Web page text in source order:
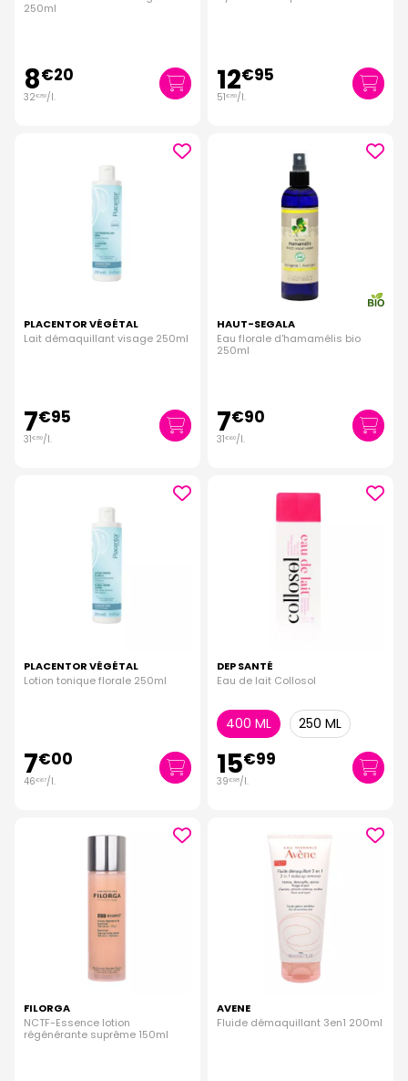
250ml
8€20
32€80/l. 12€95
51€80/l.
PLACENTOR VÉGÉTAL
Lait démaquillant visage 250ml
7€95
31€80/l.
HAUT-SEGALA
Eau florale d'hamamélis bio
250ml
7€90
31€60/l.
PLACENTOR VÉGÉTAL
Lotion tonique florale 250ml
7€00
46€67/l.
DEP SANTÉ
Eau de lait Collosol
400 ML 250 ML
15€99
39€98/l.
FILORGA
NCTF-Essence lotion
régénérante suprême 150ml
AVENE
Fluide démaquillant 3en1 200ml